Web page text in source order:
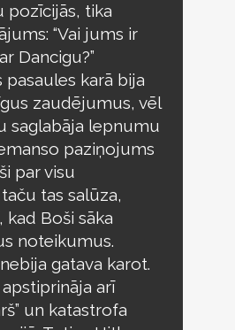
pozīcijās, tika
“Vai jums ir
Dancigu?”
pasaules karā bija
zaudējumus, vēl
saglabāja lepnumu
paziņojums
par visu
taču tas salūza,
Boši sāka
noteikumus.
gatava karot.
arī
un katastrofa